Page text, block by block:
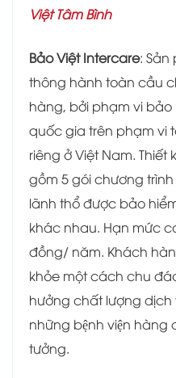
Việt Tâm Bình
Bảo Việt Intercare:
thông hành toàn cầu
hàng, bởi phạm vi
quốc gia trên phạm vi
riêng ở Việt Nam.
gồm 5 gói chương
lãnh thổ được bảo
khác nhau. Hạn mức
đồng/ năm. Khách
khỏe một cách chu
hưởng chất lượng
những bệnh viện
tưởng.